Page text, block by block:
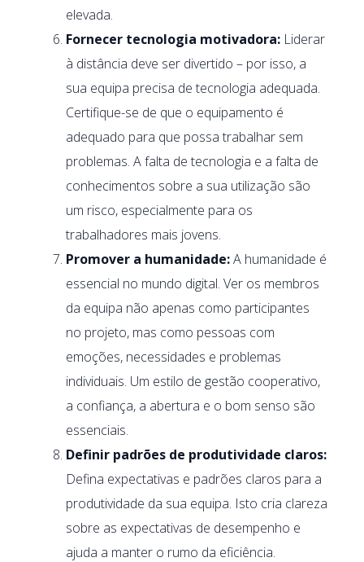
elevada.
Fornecer tecnologia motivadora:Liderar
à distância deve ser divertido – por isso, a
sua equipa precisa de tecnologia adequada.
Certifique-se de que o equipamento é
adequado para que possa trabalhar sem
problemas. A falta de tecnologia e a falta de
conhecimentos sobre a sua utilização são
um risco, especialmente para os
trabalhadores mais jovens.
Promover a humanidade:A humanidade é
essencial no mundo digital. Ver os membros
da equipa não apenas como participantes
no projeto, mas como pessoas com
emoções, necessidades e problemas
individuais. Um estilo de gestão cooperativo,
a confiança, a abertura e o bom senso são
essenciais.
Definir padrões de produtividade claros:
Defina expectativas e padrões claros para a
produtividade da sua equipa. Isto cria clareza
sobre as expectativas de desempenho e
ajuda a manter o rumo da eficiência.